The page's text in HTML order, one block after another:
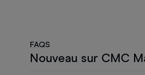
FAQS
Nouveau sur CMC